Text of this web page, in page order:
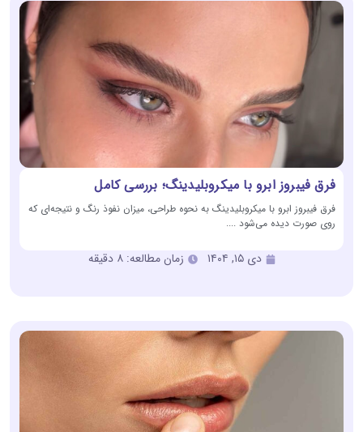
فرق فیبروز ابرو با میکروبلیدینگ؛ بررسی کامل
فرق فیبروز ابرو با میکروبلیدینگ به نحوه طراحی، میزان نفوذ رنگ و نتیجه‌ای که
روی صورت دیده می‌شود ....
دی ۱۵, ۱۴۰۴ زمان مطالعه: ۸ دقیقه